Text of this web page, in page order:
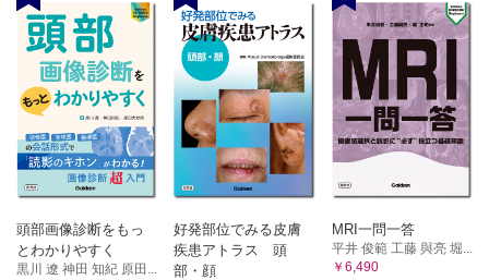
頭部画像診断をもっ
とわかりやすく
黒川 遼 神田 知紀 原田...
好発部位でみる皮膚
疾患アトラス 頭
部・顔
MRI一問一答
平井 俊範 工藤 與亮 堀...
￥6,490